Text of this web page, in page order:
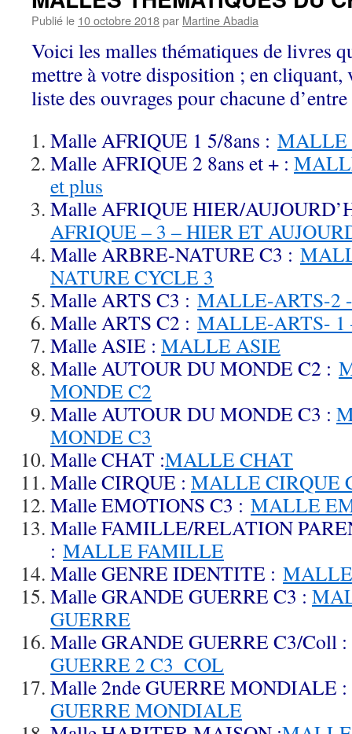
Publié le 10 octobre 2018par Martine Abadia
Voici les malles thématiques de livres
mettre à votre disposition ; en cliquant,
liste des ouvrages pour chacune
Malle AFRIQUE 1 5/8ans : MALLE
Malle AFRIQUE 2 8ans et + :
et plus
Malle AFRIQUE HIER/
AFRIQUE – 3 – HIER ET
Malle ARBRE-NATURE C3 :
NATURE CYCLE 3
Malle ARTS C3 : MALLE-ARTS-2
Malle ARTS C2 : MALLE-ARTS- 1
Malle ASIE : MALLE ASIE
Malle AUTOUR DU MONDE C2 :
MONDE C2
Malle AUTOUR DU MONDE C3 :
MONDE C3
Malle CHAT :MALLE CHAT
Malle CIRQUE : MALLE CIRQUE
Malle EMOTIONS C3 : MALLE
Malle FAMILLE/RELATION
: MALLE FAMILLE
Malle GENRE IDENTITE :
Malle GRANDE GUERRE C3 :
GUERRE
Malle GRANDE GUERRE C3/Coll :
GUERRE 2 C3_COL
Malle 2nde GUERRE MONDIALE :
GUERRE MONDIALE